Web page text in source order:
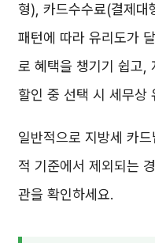
형), 카드수수료(결제대
패턴에 따라 유리도가
로 혜택을 챙기기 쉽고,
할인 중 선택 시 세무상
일반적으로 지방세 카
적 기준에서 제외되는
관을 확인하세요.